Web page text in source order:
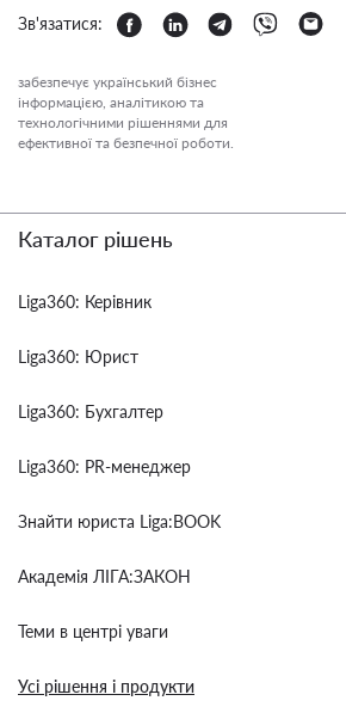
Зв'язатися:
забезпечує український бізнес
інформацією, аналітикою та
технологічними рішеннями для
ефективної та безпечної роботи.
Каталог рішень
Liga360: Керівник
Liga360: Юрист
Liga360: Бухгалтер
Liga360: PR-менеджер
Знайти юриста Liga:BOOK
Академія ЛІГА:ЗАКОН
Теми в центрі уваги
Усі рішення і продукти